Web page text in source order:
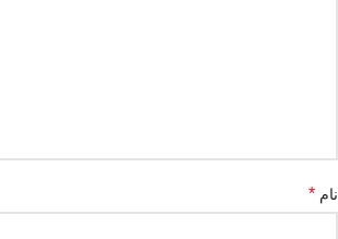
نام *